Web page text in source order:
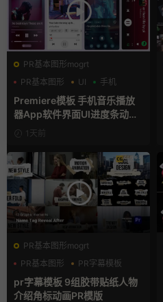
PR基本图形mogrt
PR基本图形
UI 手机
Premiere模板 手机音乐播放
器App软件界面UI进度条动画
视频样机pr模版
1天前
PR基本图形mogrt
PR基本图形
PR字幕模板
人物介绍
pr字幕模板 9组胶带贴纸人物
介绍角标动画PR模版